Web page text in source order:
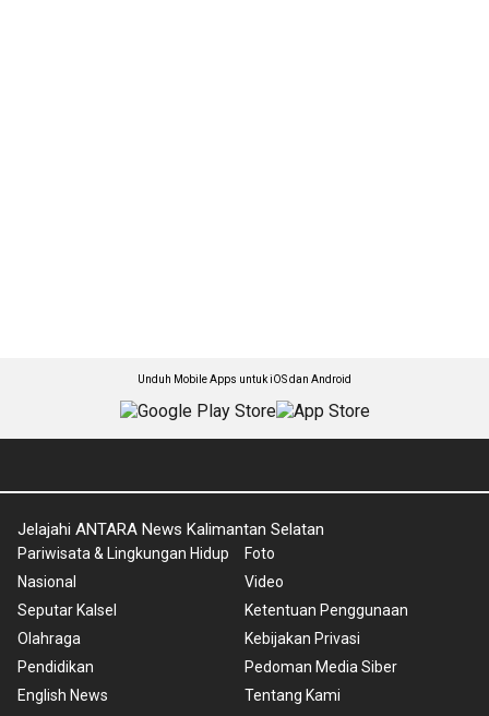
Unduh Mobile Apps untuk iOS dan Android
Jelajahi ANTARA News Kalimantan Selatan
Pariwisata & Lingkungan Hidup
Nasional
Seputar Kalsel
Olahraga
Pendidikan
English News
Foto
Video
Ketentuan Penggunaan
Kebijakan Privasi
Pedoman Media Siber
Tentang Kami